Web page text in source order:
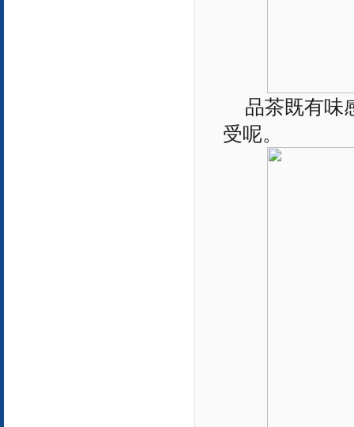
品茶既有味
受呢。